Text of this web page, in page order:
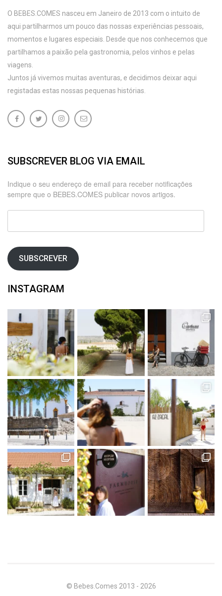
O BEBES.COMES nasceu em Janeiro de 2013 com o intuito de
aqui partilharmos um pouco das nossas experiências pessoais,
momentos e lugares especiais. Desde que nos conhecemos que
partilhamos a paixão pela gastronomia, pelos vinhos e pelas
viagens.
Juntos já vivemos muitas aventuras, e decidimos deixar aqui
registadas estas nossas pequenas histórias.
SUBSCREVER BLOG VIA EMAIL
Indique o seu endereço de email para receber notificações
sempre que o BEBES.COMES publicar novos artigos.
Endereço
email
SUBSCREVER
INSTAGRAM
© Bebes.Comes 2013 - 2026